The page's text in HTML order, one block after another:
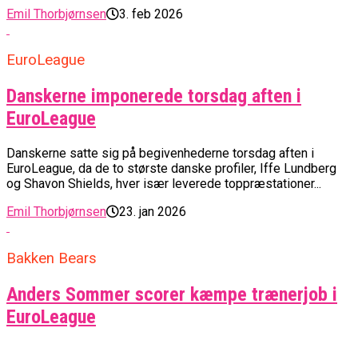
Emil Thorbjørnsen
3. feb 2026
EuroLeague
Danskerne imponerede torsdag aften i
EuroLeague
Danskerne satte sig på begivenhederne torsdag aften i
EuroLeague, da de to største danske profiler, Iffe Lundberg
og Shavon Shields, hver især leverede toppræstationer...
Emil Thorbjørnsen
23. jan 2026
Bakken Bears
Anders Sommer scorer kæmpe trænerjob i
EuroLeague